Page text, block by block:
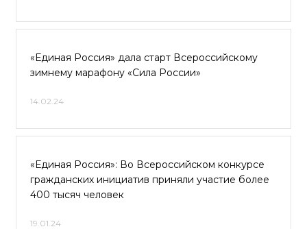
«Единая Россия» дала старт Всероссийскому
зимнему марафону «Сила России»
14.02.24
«Единая Россия»: Во Всероссийском конкурсе
гражданских инициатив приняли участие более
400 тысяч человек
19.01.24